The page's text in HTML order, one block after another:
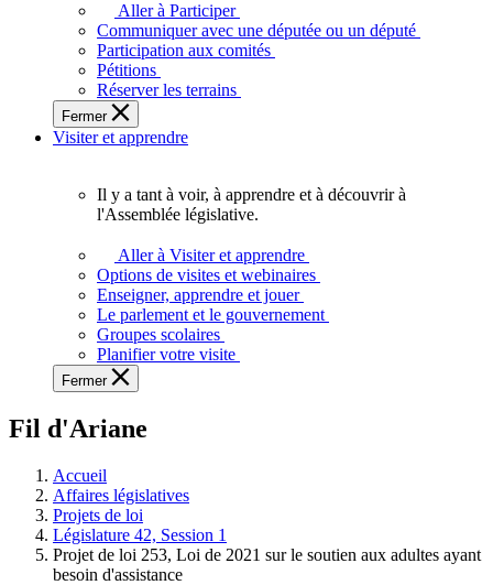
plein
potentiel,
l'Assemblée
a
besoin
de
Aller à Participer
Communiquer avec une députée ou un député
Participation aux comités
Pétitions
Réserver les terrains
Fermer
Visiter et apprendre
voir,
apprendre
et
à
à
législative.
Il y a tant à voir, à apprendre et à découvrir à
l'Assemblée législative.
Aller à Visiter et apprendre
Options de visites et webinaires
Enseigner, apprendre et jouer
Le parlement et le gouvernement
Groupes scolaires
Planifier votre visite
Fermer
Fil d'Ariane
Accueil
Affaires législatives
Projets de loi
Législature 42, Session 1
Projet de loi 253, Loi de 2021 sur le soutien aux adultes ayant
besoin d'assistance